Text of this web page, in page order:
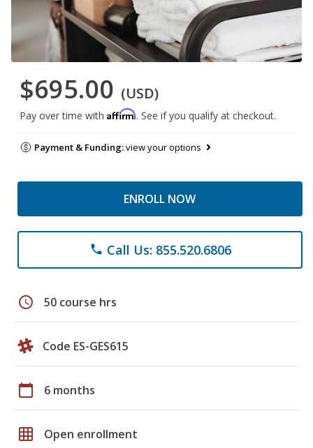
$695.00 (USD)
Pay over time with Affirm. See if you qualify at checkout.
Payment & Funding:view your options
ENROLL NOW
phone Call Us: 855.520.6806
schedule 50 course hrs
Code ES-GES615
calendar_today 6 months
grid_on Open enrollment